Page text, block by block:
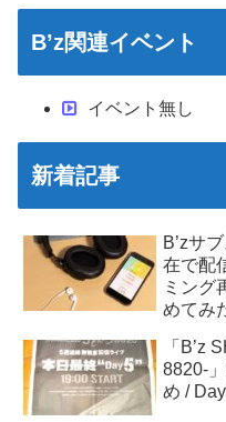
B’z関連イベント
イベント無し
新着記事
B’zサ
在で配
ミング
めてみ
「B’z
8820-
め /